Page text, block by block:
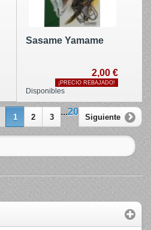
Sasame Yamame
2,00 €
¡PRECIO REBAJADO!
Disponibles
1 2 3
...20
Siguiente